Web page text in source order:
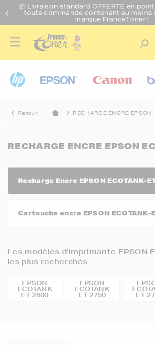
📦 Livraison standard OFFERTE en
toute commande contenant au moins
marque FranceToner !
Retour RECHARGE ENCRE EPSON
RECHARGE ENCRE EPSON
Recharge Encre EPSON ECOTANK-
Cartouche encre EPSON ECOTANK-
Les modèles d'imprimante EPSON
les plus recherchés
EPSON
ECOTANK
ET 2600
EPSON
ECOTANK
ET 2750 ET